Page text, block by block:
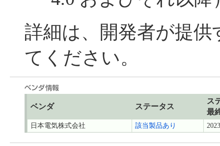
詳細は、開発者が提供
てください。
ベンダ ステータス
ス
最
日本電気株式会社 該当製品あり